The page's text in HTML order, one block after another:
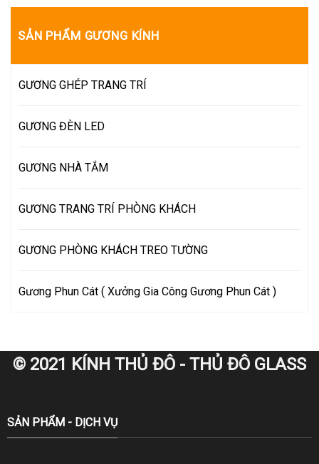
SẢN PHẨM GƯƠNG KÍNH
GƯƠNG GHÉP TRANG TRÍ
GƯƠNG ĐÈN LED
GƯƠNG NHÀ TẮM
GƯƠNG TRANG TRÍ PHÒNG KHÁCH
GƯƠNG PHÒNG KHÁCH TREO TƯỜNG
Gương Phun Cát ( Xưởng Gia Công Gương Phun Cát )
© 2021 KÍNH THỦ ĐÔ - THỦ ĐÔ GLASS
SẢN PHẨM - DỊCH VỤ